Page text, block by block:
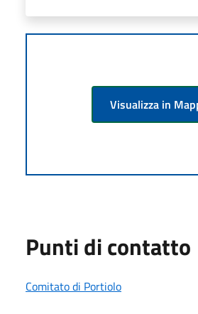
Visualizza in
Punti di contatto
Comitato di Portiolo